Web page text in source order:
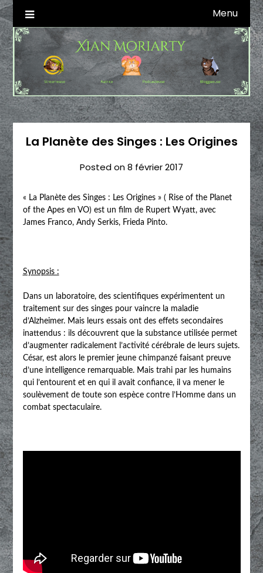
Skip
to
content
Xian Moriarty
Autrice SFFF & Blogueuse & Streameuse Menu
La Planète des Singes : Les Origines
Posted on8 février 2017
« La Planète des Singes : Les Origines » ( Rise of the Planet
of the Apes en VO) est un film de Rupert Wyatt, avec
James Franco, Andy Serkis, Frieda Pinto.
Synopsis :
Dans un laboratoire, des scientifiques expérimentent un
traitement sur des singes pour vaincre la maladie
d’Alzheimer. Mais leurs essais ont des effets secondaires
inattendus : ils découvrent que la substance utilisée permet
d’augmenter radicalement l’activité cérébrale de leurs sujets.
César, est alors le premier jeune chimpanzé faisant preuve
d’une intelligence remarquable. Mais trahi par les humains
qui l’entourent et en qui il avait confiance, il va mener le
soulèvement de toute son espèce contre l’Homme dans un
combat spectaculaire.